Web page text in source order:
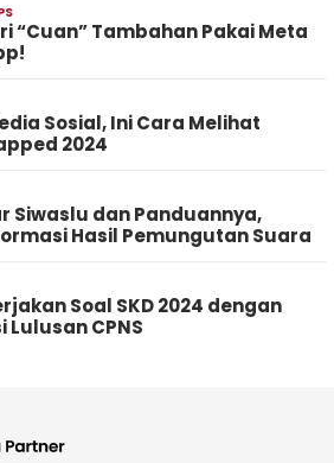
“Cuan” Tambahan Pakai Meta
Sosial, Ini Cara Melihat
2024
Siwaslu dan Panduannya,
Hasil Pemungutan Suara
Soal SKD 2024 dengan
Lulusan CPNS